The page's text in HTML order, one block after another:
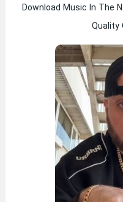
Download Music In The
Quality